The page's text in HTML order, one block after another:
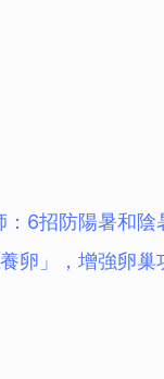
：6招防陽暑和陰
卵」，增強卵巢